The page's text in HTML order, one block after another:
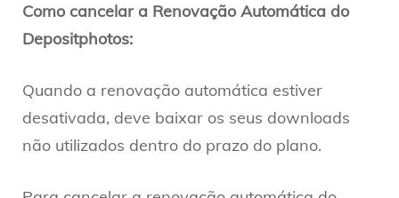
Como cancelar a Renovação Automática do
Depositphotos:
Quando a renovação automática estiver
desativada, deve baixar os seus downloads
não utilizados dentro do prazo do plano.